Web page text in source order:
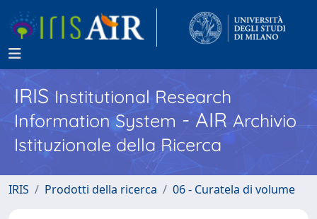
IRISInstitutional Research
Information System - AIR Archivio
Istituzionale della Ricerca
IRIS Prodotti della ricerca 06 - Curatela di volume